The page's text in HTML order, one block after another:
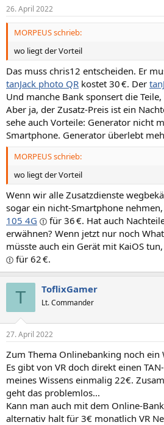
26. April 2022
MORPEUS schrieb:
wo liegt der Vorteil
Das muss chris12 entscheiden. Er
tanJack photo QR kostet 30 €. Der
Und manche Bank sponsert die
Aber ja, der Zusatz-Preis ist ein
sehe auch Vorteile: Generator nicht
Smartphone. Generator überlebt
MORPEUS schrieb:
wo liegt der Vorteil
Wenn wir alle Zusatzdienste
sogar ein nicht-Smartphone
105 4G
für 36 €. Hat auch
erwähnen? Wenn jetzt nur noch
müsste auch ein Gerät mit KaiOS
für 62 €.
T ToflixGamer
Lt. Commander
27. April 2022
Zum Thema Onlinebanking noch ein
Es gibt von VR doch direkt einen
meines Wissens einmalig 22€.
geht das problemlos...
Kann man auch mit dem Online-
alternativ halt für 3€ monatlich VR